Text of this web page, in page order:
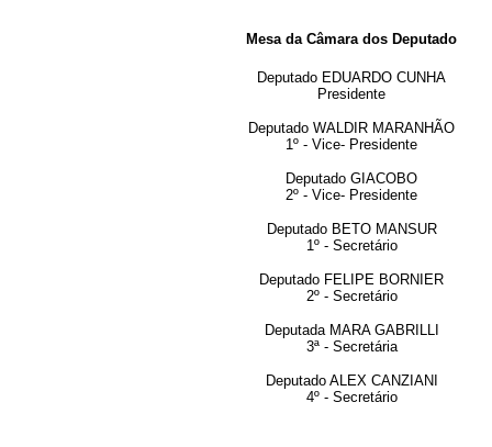
Mesa da Câmara dos Deputado
Deputado EDUARDO CUNHA
Presidente
Deputado WALDIR MARANHÃO
1º - Vice- Presidente
Deputado GIACOBO
2º - Vice- Presidente
Deputado BETO MANSUR
1º - Secretário
Deputado FELIPE BORNIER
2º - Secretário
Deputada MARA GABRILLI
3ª - Secretária
Deputado ALEX CANZIANI
4º - Secretário